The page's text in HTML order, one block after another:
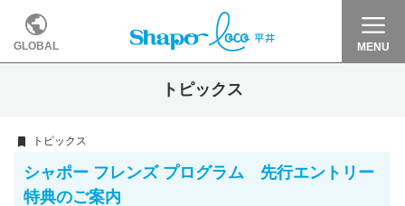
GLOBAL MENU
トピックス
トピックス
シャポー フレンズ プログラム 先行エントリー
特典のご案内